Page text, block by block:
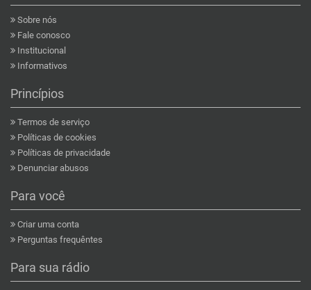
Sobre nós
Fale conosco
Institucional
Informativos
Princípios
Termos de serviço
Políticas de cookies
Políticas de privacidade
Denunciar abusos
Para você
Criar uma conta
Perguntas frequêntes
Para sua rádio